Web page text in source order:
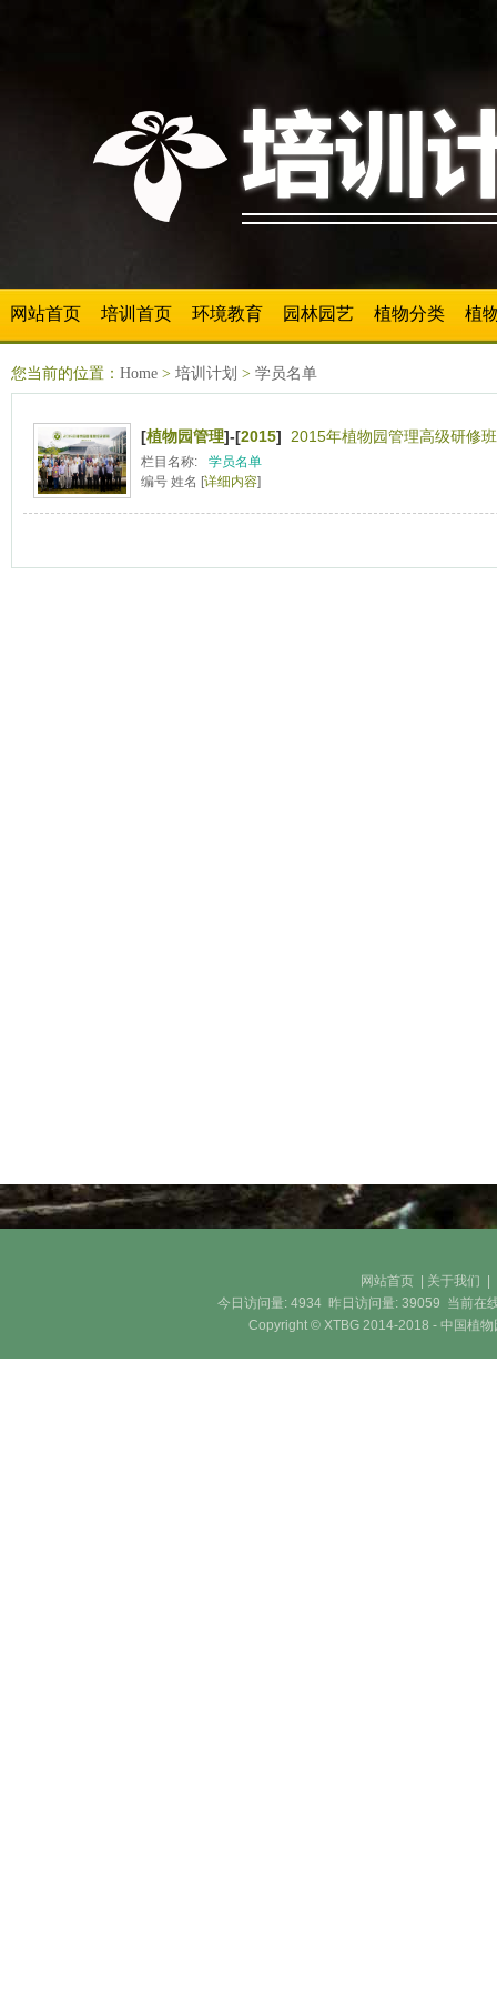
网站首页 培训首页 环境教育 园林园艺 植物分类 植
您当前的位置： Home > 培训计划 > 学员名单
[植物园管理]-[2015] 2015年植物园管理高级研修
栏目名称:
学员名单
编号 姓名 [详细内容]
网站首页 关于我们
今日访问量: 4934 昨日访问量: 39059 当前在
Copyright © XTBG 2014-2018 - 中国